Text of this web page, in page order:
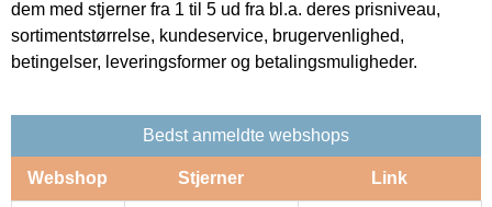
dem med stjerner fra 1 til 5 ud fra bl.a. deres prisniveau,
sortimentstørrelse, kundeservice, brugervenlighed,
betingelser, leveringsformer og betalingsmuligheder.
Bedst anmeldte webshops
Webshop Stjerner Link